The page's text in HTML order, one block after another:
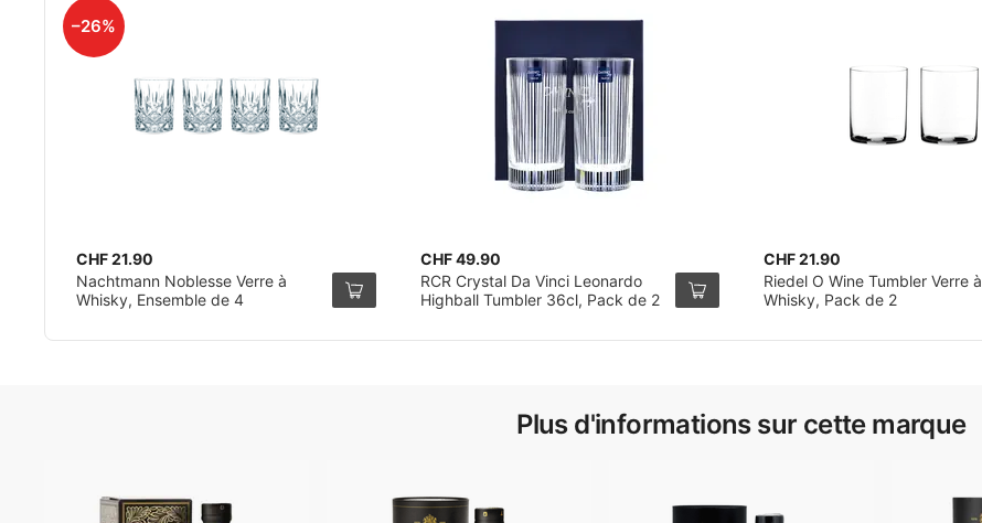
–26%
CHF 21.90
Nachtmann Noblesse Verre à
Whisky, Ensemble de 4
CHF 49.90
RCR Crystal Da Vinci Leonardo
Highball Tumbler 36cl, Pack de 2
CHF 21.90
Riedel O Wine Tumbler Verre à
Whisky, Pack de 2
Plus d'informations sur cette marque